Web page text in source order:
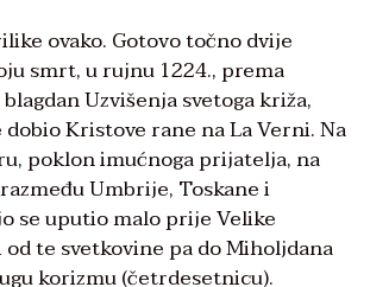
ovako. Gotovo točno dvije
smrt, u rujnu 1224., prema
Uzvišenja svetoga križa,
Kristove rane na La Verni. Na
poklon imućnoga prijatelja, na
Umbrije, Toskane i
se uputio malo prije Velike
od te svetkovine pa do Miholjdana
korizmu (četrdesetnicu).